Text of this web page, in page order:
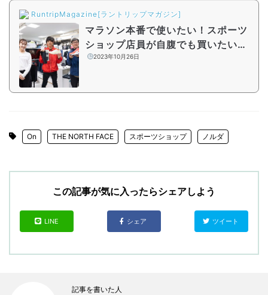
RuntripMagazine[ラントリップマガジン]
マラソン本番で使いたい！スポーツ
ショップ店員が自腹でも買いたいマ
ストバイアイテム【シーズン2#5】
2023年10月26日
On THE NORTH FACE スポーツショップ ノルダ
この記事が気に入ったらシェアしよう
LINE シェア ツイート
記事を書いた人